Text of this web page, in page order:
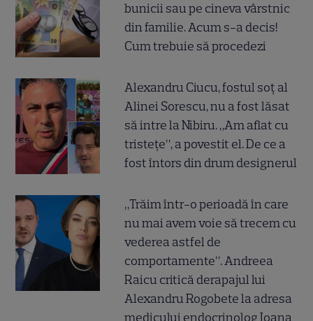
bunicii sau pe cineva vârstnic
din familie. Acum s-a decis!
Cum trebuie să procedezi
Alexandru Ciucu, fostul soț al
Alinei Sorescu, nu a fost lăsat
să intre la Nibiru. „Am aflat cu
tristețe”, a povestit el. De ce a
fost întors din drum designerul
„Trăim într-o perioadă în care
nu mai avem voie să trecem cu
vederea astfel de
comportamente”. Andreea
Raicu critică derapajul lui
Alexandru Rogobete la adresa
medicului endocrinolog Ioana